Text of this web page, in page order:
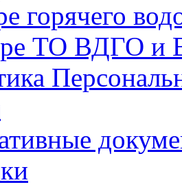
горячего
ТО ВДГО и